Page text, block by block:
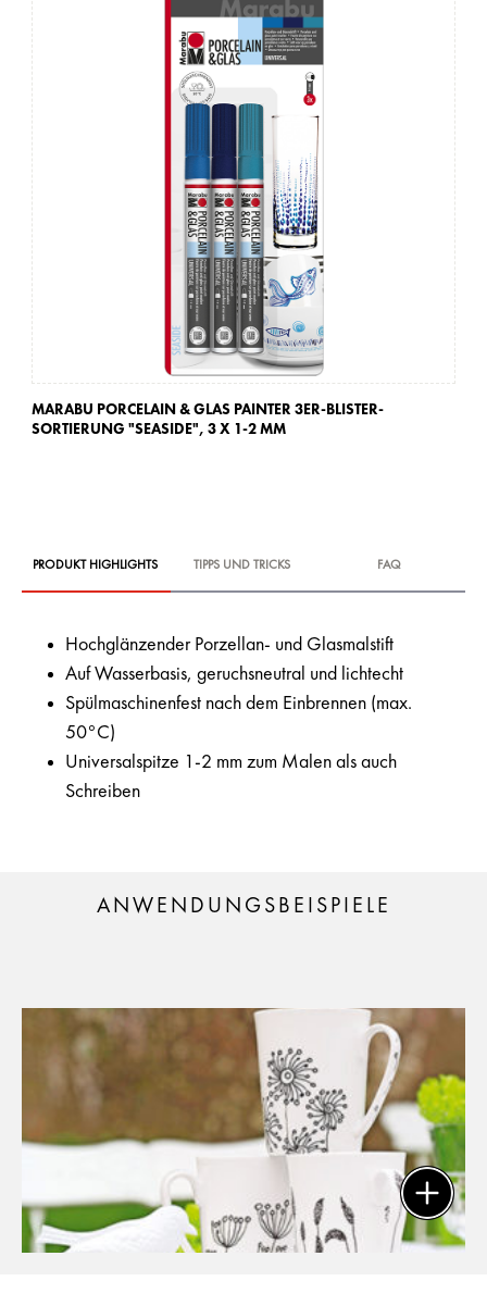
MARABU PORCELAIN & GLAS PAINTER 3ER-BLISTER-
SORTIERUNG "SEASIDE", 3 X 1-2 MM
PRODUKT HIGHLIGHTS TIPPS UND TRICKS FAQ
Hochglänzender Porzellan- und Glasmalstift
Auf Wasserbasis, geruchsneutral und lichtecht
Spülmaschinenfest nach dem Einbrennen (max.
50°C)
Universalspitze 1-2 mm zum Malen als auch
Schreiben
ANWENDUNGSBEISPIELE